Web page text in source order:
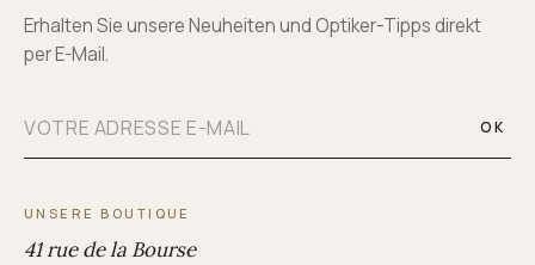
Erhalten Sie unsere Neuheiten und Optiker-Tipps direkt
per E-Mail.
OK
UNSERE BOUTIQUE
41 rue de la Bourse